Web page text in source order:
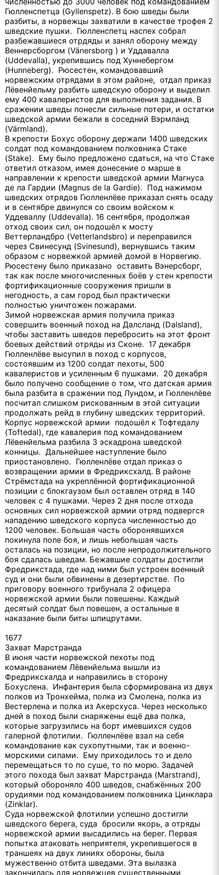
Гюлленспетца (Gyllenspetz). В бою шведы были
разбиты, а норвежцы захватили в качестве трофея 2
шведские пушки. Гюлленспетц наспех собрал
разбежавшиеся отрдяды и занял оборону между
Веннерсборгом (Vänersborg ) и Уддавалла
(Uddevalla), укрепившись под Хуннебергом
(Hunneberg). Рюсестен, командовавший
норвежским отрядами в этом районе, отдал приказ
Лёвенйельму разбить шведскую оборону и выделил
ему 400 кавалеристов для выполнения задания. В
сражении шведы понесли сильные потери, и остатки
шведской армии бежали в соседний Вэрмланд
(Värmland).
В крепости Бохус оборону держали 1400 шведских
солдат под командованием полковника Стаке
(Stake). Ему было предложено сдаться, на что Стаке
ответил отказом, имея донесение о марше в
направлении к крепости шведской армии Магнуса
де ла Гардии (Magnus de la Gardie). Под нажимом
шведских отрядов Гюлленлёве приказал снять осаду
и в сентябре двинулся со своим войском к
Уддеваллу (Uddevalla). 16 сентября, продолжая
отход своих сил, он подошёл к мосту
Веттерландбро (Vetterlandsbro) и переправился
через Свинесунд (Svinesund), вернувшись таким
образом с норвежкой армией домой в Норвегию.
Рюсестену было приказано оставить Вэнерсборг,
так как после многочисленных боёв у стен крепости
фортификационные сооружения пришли в
негодность, а сам город был практически
полностью уничтожен пожарами.
Зимой норвежская армия получила приказ
совершить военный поход на Далсланд (Dalsland),
чтобы заставить шведов перебросить на этот фронт
боевых действий отряды из Сконе. 17 декабря
Гюлленлёве высупил в поход с корпусов,
состоявшим из 1200 солдат пехоты, 500
кавалеристов и усиленным 6 пушками. 20 декабря
было получено сообщение о том, что датская армия
была разбита в сражении под Лундом, и Гюлленлёве
посчитал слишком рискованным в этой ситуации
продолжать рейд в глубину шведских территорий.
Корпус норвежской армии подошёл к Тофтедалу
(Toftedal), где кавалерия под командованием
Лёвенйельма разбила 3 эскадрона шведской
конницы. Дальнейшее наступление было
приостановлено. Гюлленлёве отдал приказ о
возвращении армии в Фредриксхалд. В районе
Стрёмстада на укреплённой фортификационной
позиции с блокгаузом был оставлен отряд в 140
человек с 4 пушками. Через 2 дня после отхода
основных сил норвежской армии отряд подвергся
нападению шведского корпуса численностью до
1200 человек. Большая часть оборонявшихся
покинула поле боя, и лишь небольшая часть
осталась на позиции, но после непродолжительного
боя сдалась шведам. Бежавшие солдаты достигли
Фредрикстада, где над ними был устроен военный
суд и они были обвинены в дезертирстве. По
приговору военного трибунала 2 офицера
норвежской армии были повешены. Каждый
десятый солдат был повешен, а остальные в
наказание были биты шпицрутами.
1677
Захват Марстранда
В июня части норвежской пехоты под
командованием Лёвенйельма вышли из
Фредриксхалда и направились в сторону
Бохуслена. Инфантерия была сформирована из двух
полков из Тронхейма, полка из Смолена, полка из
Вестерлена и полка из Акерсхуса. Через несколько
дней в поход были снаряжены ещё два полка,
которые загрузились на борт имевшихся судов
галерной флотилии. Гюлленлёве взал на себя
командование как сухопутными, так и военно-
морскими силами. Ему приходилось то и дело
перемещаться то по суше, то по морю. Задачей
этого похода был захват Марстранда (Marstrand),
который обороняло 400 шведов, снабжённых 200
орудиями под командованием полковника Цинклара
(Zinklar).
Суда норвежской флотилии успешно достигли
шведского берега, суда бросили якорь, а отряды
норвежской армии высадились на берег. Первая
попытка атаковать неприятеля, укрепившегося в
траншеях на двух линиях обороны, была
мужественно отбита шведами. Эта вылазка
закончилась для норвежцев существенными